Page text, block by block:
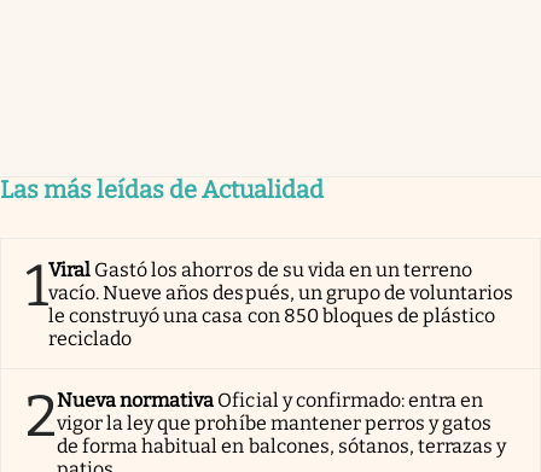
Las más leídas de Actualidad
1Viral Gastó los ahorros de su vida en un terreno
vacío. Nueve años después, un grupo de voluntarios
le construyó una casa con 850 bloques de plástico
reciclado
2Nueva normativa Oficial y confirmado: entra en
vigor la ley que prohíbe mantener perros y gatos
de forma habitual en balcones, sótanos, terrazas y